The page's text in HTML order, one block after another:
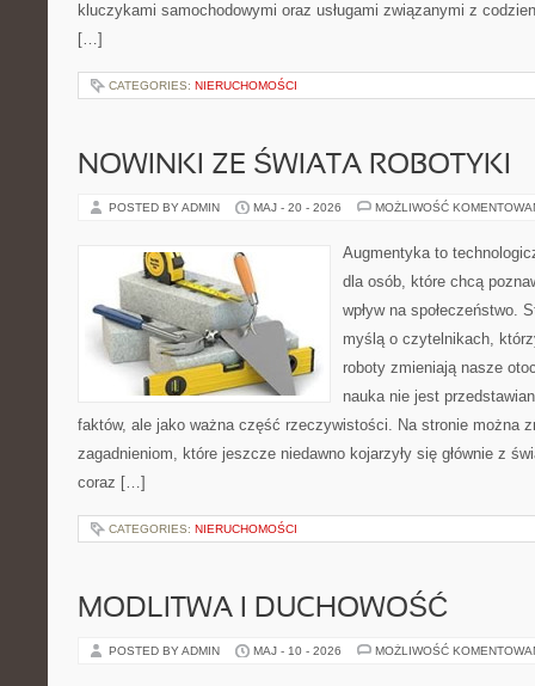
kluczykami samochodowymi oraz usługami związanymi z
[…]
CATEGORIES: NIERUCHOMOŚCI
NOWINKI ZE ŚWIATA ROBOTYKI
POSTED BY ADMIN MAJ - 20 - 2026 MOŻLIWOŚĆ
Augmentyka to
dla osób, które chcą
wpływ na społeczeństwo.
myślą o czytelnikach,
roboty zmieniają nasze
nauka nie jest
faktów, ale jako ważna część rzeczywistości. Na stronie można
zagadnieniom, które jeszcze niedawno kojarzyły się głównie z
coraz […]
CATEGORIES: NIERUCHOMOŚCI
MODLITWA I DUCHOWOŚĆ
POSTED BY ADMIN MAJ - 10 - 2026 MOŻLIWOŚĆ